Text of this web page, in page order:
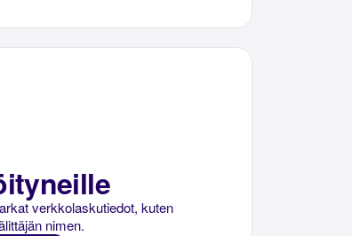
verkkolaskutiedot, kuten
nimen.